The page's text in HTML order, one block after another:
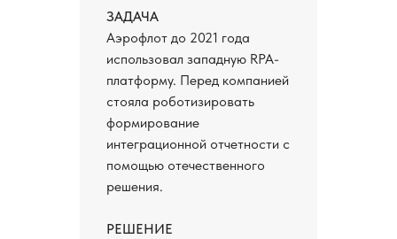
ЗАДАЧА
Аэрофлот до 2021 года
использовал западную RPA-
платформу. Перед компанией
стояла роботизировать
формирование
интеграционной отчетности с
помощью отечественного
решения.
РЕШЕНИЕ